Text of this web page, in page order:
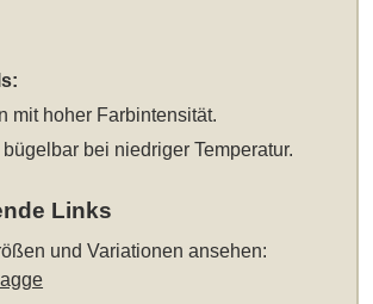
mit hoher Farbintensität.
bei niedriger Temperatur.
Links
und Variationen ansehen: